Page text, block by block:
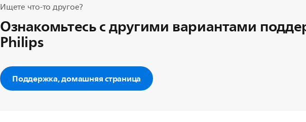
Ищете что-то другое?
Ознакомьтесь с другими вариантами
Philips
Поддержка, домашняя страница